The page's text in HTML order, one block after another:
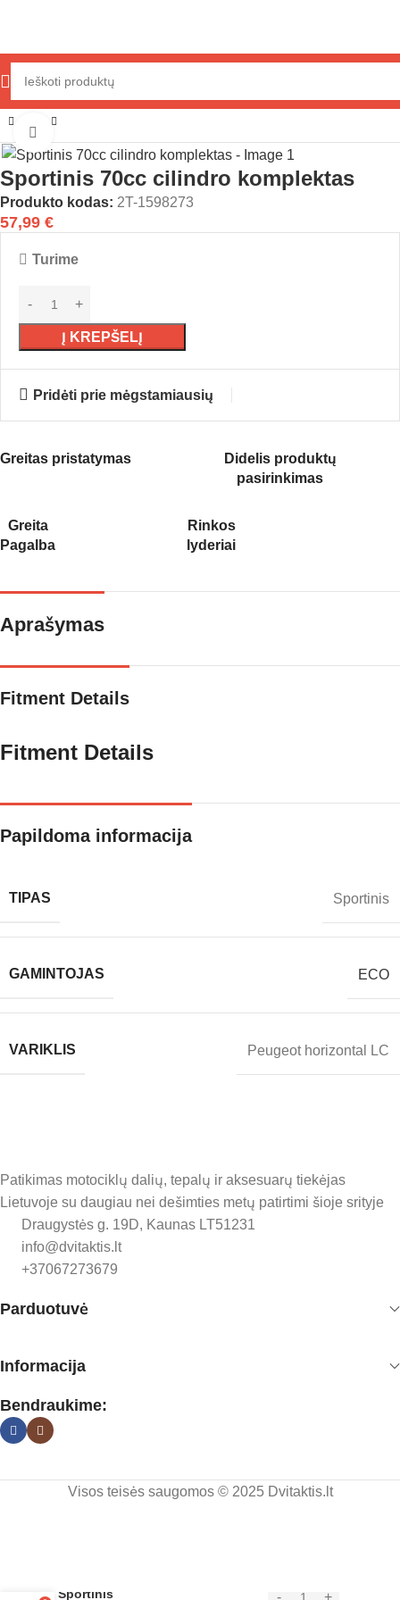
dalys Variklio prekės Cilindrų komplektai Peugeot Horizontal
Sportinis 70cc cilindro komplektas
Produkto kodas: 2T-1598273
57,99 €
Turime
Į KREPŠELĮ
Pridėti prie mėgstamiausių
Greitas pristatymas
Didelis produktų
pasirinkimas
Greita
Pagalba
Rinkos
lyderiai
Aprašymas
Fitment Details
Fitment Details
Papildoma informacija
TIPAS Sportinis
GAMINTOJAS ECO
VARIKLIS Peugeot horizontal LC
Patikimas motociklų dalių, tepalų ir aksesuarų tiekėjas
Lietuvoje su daugiau nei dešimties metų patirtimi šioje srityje
Draugystės g. 19D, Kaunas LT51231
info@dvitaktis.lt
+37067273679
Parduotuvė
Informacija
Bendraukime:
Visos teisės saugomos © 2025 Dvitaktis.lt
Sportinis